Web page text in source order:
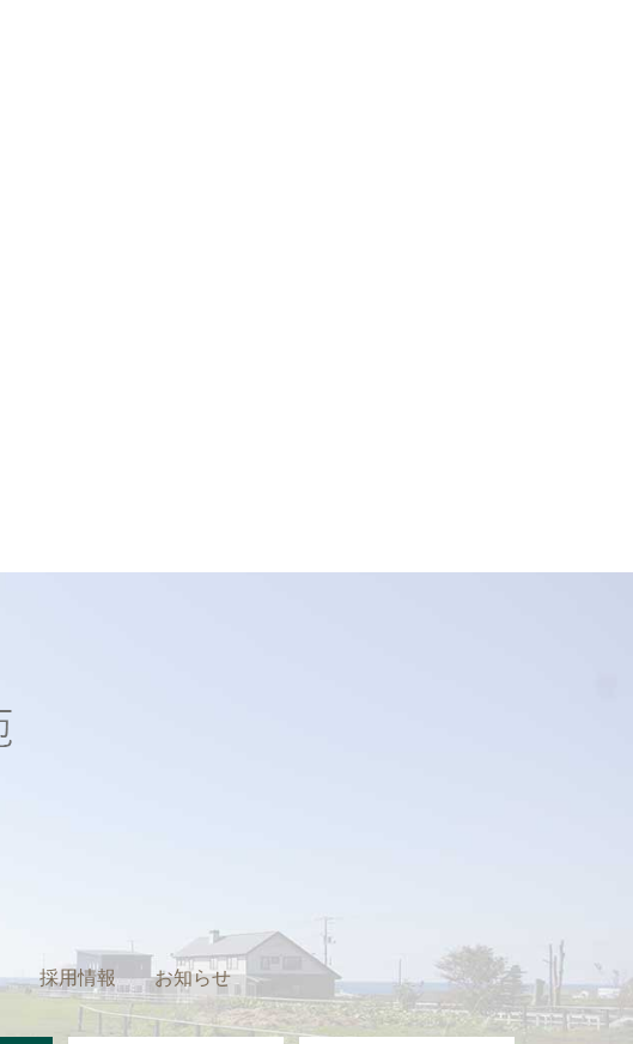
採用情報 お知らせ